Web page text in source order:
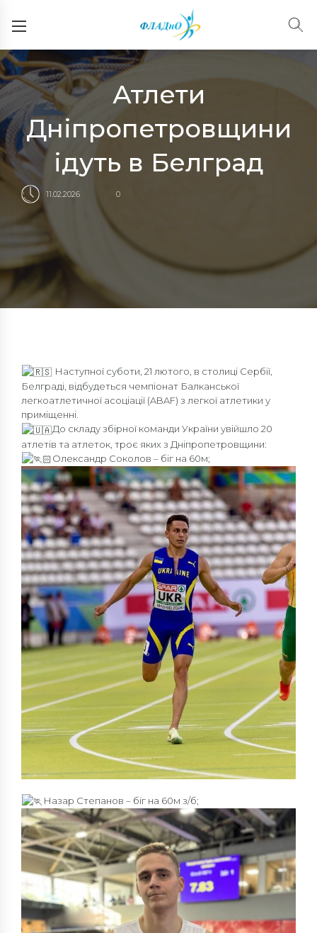
Атлети
Дніпропетровщини
ідуть в Белград
11.02.2026 0
Наступної суботи, 21 лютого, в столиці Сербії,
Белграді, відбудеться чемпіонат Балканської
легкоатлетичної асоціації (ABAF) з легкої атлетики у
приміщенні.
До складу збірної команди України увійшло 20
атлетів та атлеток, троє яких з Дніпропетровщини:
Олександр Соколов – біг на 60м;
Назар Степанов – біг на 60м з/б;